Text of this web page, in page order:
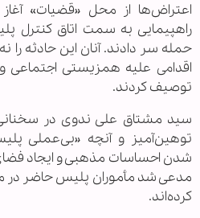
اعتراض‌ها از محل «قضیات»
راهپیمایی به سمت اتاق کنترل
حمله سر دادند. آنان این حادثه را
اقدامی علیه همزیستی اجتماعی
توصیف کردند.
سید مشتاق علی ندوی در سخنانی
توهین‌آمیز و آنچه «بی‌عملی
شدن احساسات مذهبی و ایجاد
مدعی شد مأموران پلیس حاضر در
کرده‌اند.